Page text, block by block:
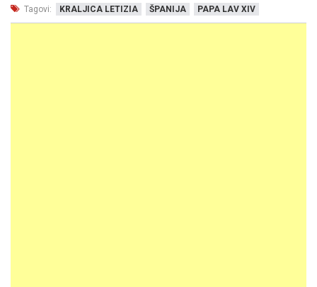
Tagovi: KRALJICA LETIZIA ŠPANIJA PAPA LAV XIV